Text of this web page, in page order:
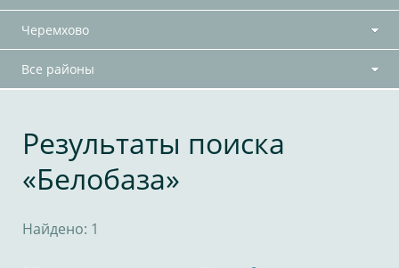
Черемхово
Все районы
Результаты поиска
«Белобаза»
Найдено: 1